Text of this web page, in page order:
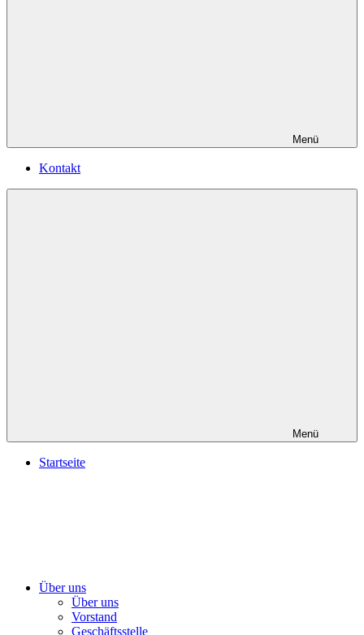
Menü
Kontakt
Menü
Startseite
Über uns
Über uns
Vorstand
Geschäftsstelle